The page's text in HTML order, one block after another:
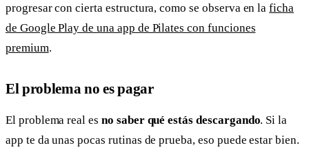
progresar con cierta estructura, como se observa en laficha
de Google Play de una app de Pilates con funciones
premium.
El problema no es pagar
El problema real es no saber qué estás descargando. Si la
app te da unas pocas rutinas de prueba, eso puede estar bien.